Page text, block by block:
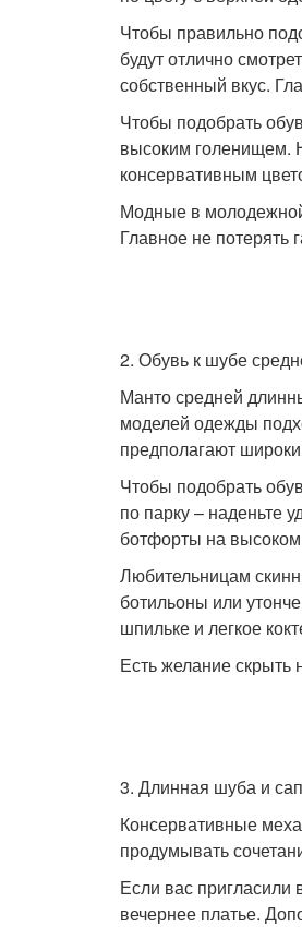
Чтобы правильно
будут отлично
собственный вкус.
Чтобы подобрать
высоким голенищем.
консервативным
Модные в молодежной
Главное не потерять
2. Обувь к шубе
Манто средней
моделей одежды
предполагают
Чтобы подобрать
по парку – наденьте
ботфорты на высоком
Любительницам
ботильоны или
шпильке и легкое
Есть желание скрыть
3. Длинная шуба и
Консервативные
продумывать
Если вас пригласили
вечернее платье.